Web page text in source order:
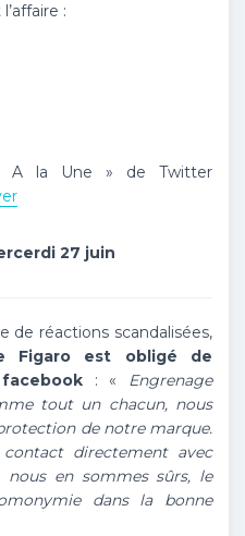
:
A la Une » de Twitter
27 juin
de réactions scandalisées,
Figaro est obligé de
: « Engrenage
tout un chacun, nous
de notre marque.
directement avec
en sommes sûrs, le
dans la bonne